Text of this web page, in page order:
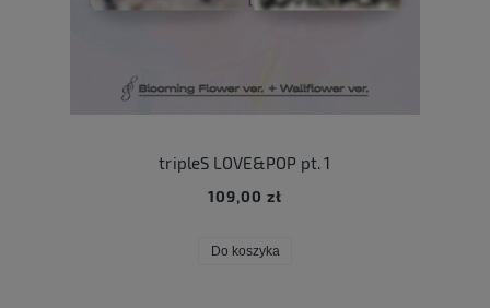
tripleS LOVE&POP pt. 1
109,00 zł
Do koszyka